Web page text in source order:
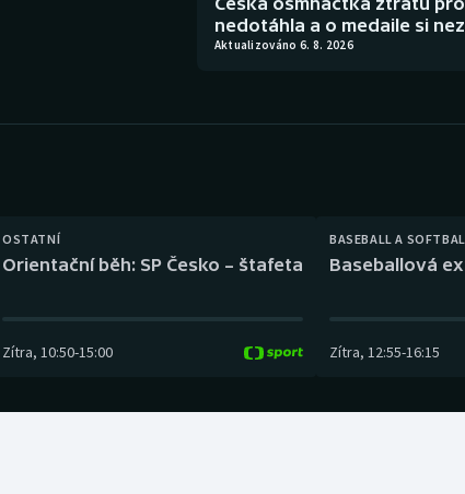
nedotáhla a o medaile si
Aktualizováno 6. 8. 2026
OSTATNÍ
Orientační běh: SP Česko – štafeta
Zítra, 10:50-15:00
BASEBALL A SOFTBAL
Baseballová
Zítra, 12:55-16:15